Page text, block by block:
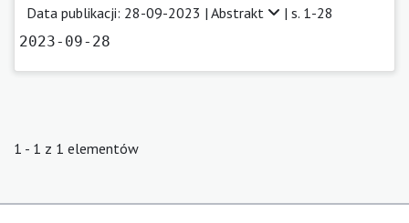
Data publikacji: 28-09-2023 | Abstrakt | s. 1-28
2023-09-28
1 - 1 z 1 elementów